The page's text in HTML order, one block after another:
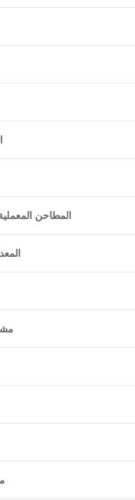
المطاحن